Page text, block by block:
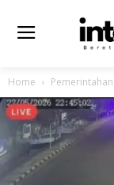
Home Pemerintahan